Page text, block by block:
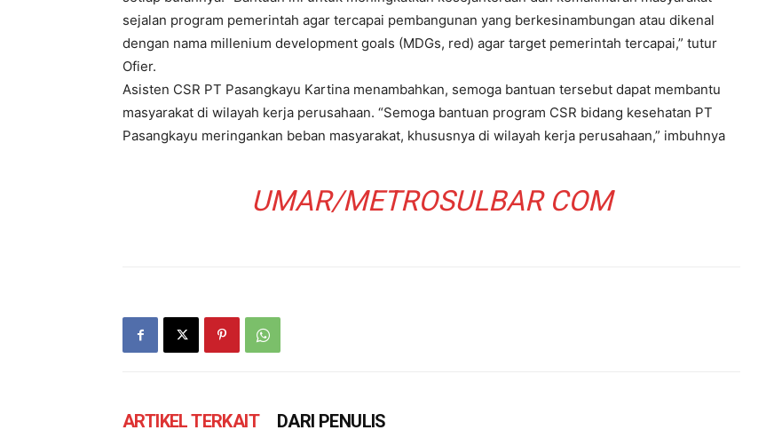
sejalan program pemerintah agar tercapai pembangunan yang berkesinambungan atau dikenal
dengan nama millenium development goals (MDGs, red) agar target pemerintah tercapai,” tutur
Ofier.
Asisten CSR PT Pasangkayu Kartina menambahkan, semoga bantuan tersebut dapat membantu
masyarakat di wilayah kerja perusahaan. “Semoga bantuan program CSR bidang kesehatan PT
Pasangkayu meringankan beban masyarakat, khususnya di wilayah kerja perusahaan,” imbuhnya
UMAR/METROSULBAR COM
ARTIKEL TERKAIT DARI PENULIS